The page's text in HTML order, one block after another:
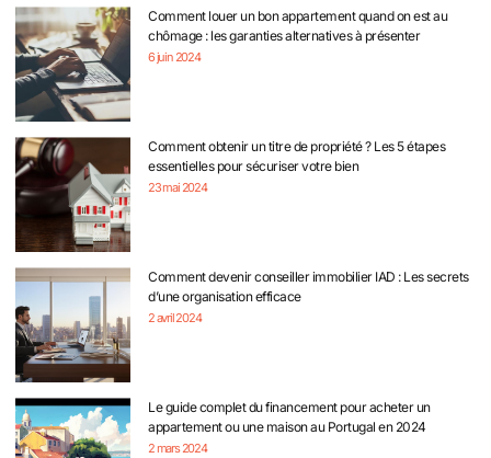
Comment louer un bon appartement quand on est au
chômage : les garanties alternatives à présenter
6 juin 2024
Comment obtenir un titre de propriété ? Les 5 étapes
essentielles pour sécuriser votre bien
23 mai 2024
Comment devenir conseiller immobilier IAD : Les secrets
d’une organisation efficace
2 avril 2024
Le guide complet du financement pour acheter un
appartement ou une maison au Portugal en 2024
2 mars 2024